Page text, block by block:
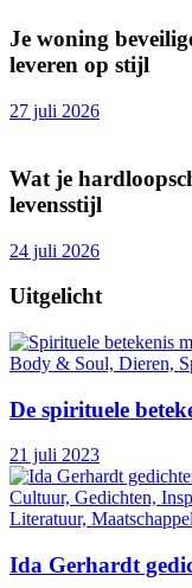
Je woning
leveren op stijl
27 juli 2026
Wat je
levensstijl
24 juli 2026
Uitgelicht
Body & Soul, Dieren,
De spirituele
21 juli 2023
Cultuur, Gedichten,
Literatuur,
Ida Gerhardt